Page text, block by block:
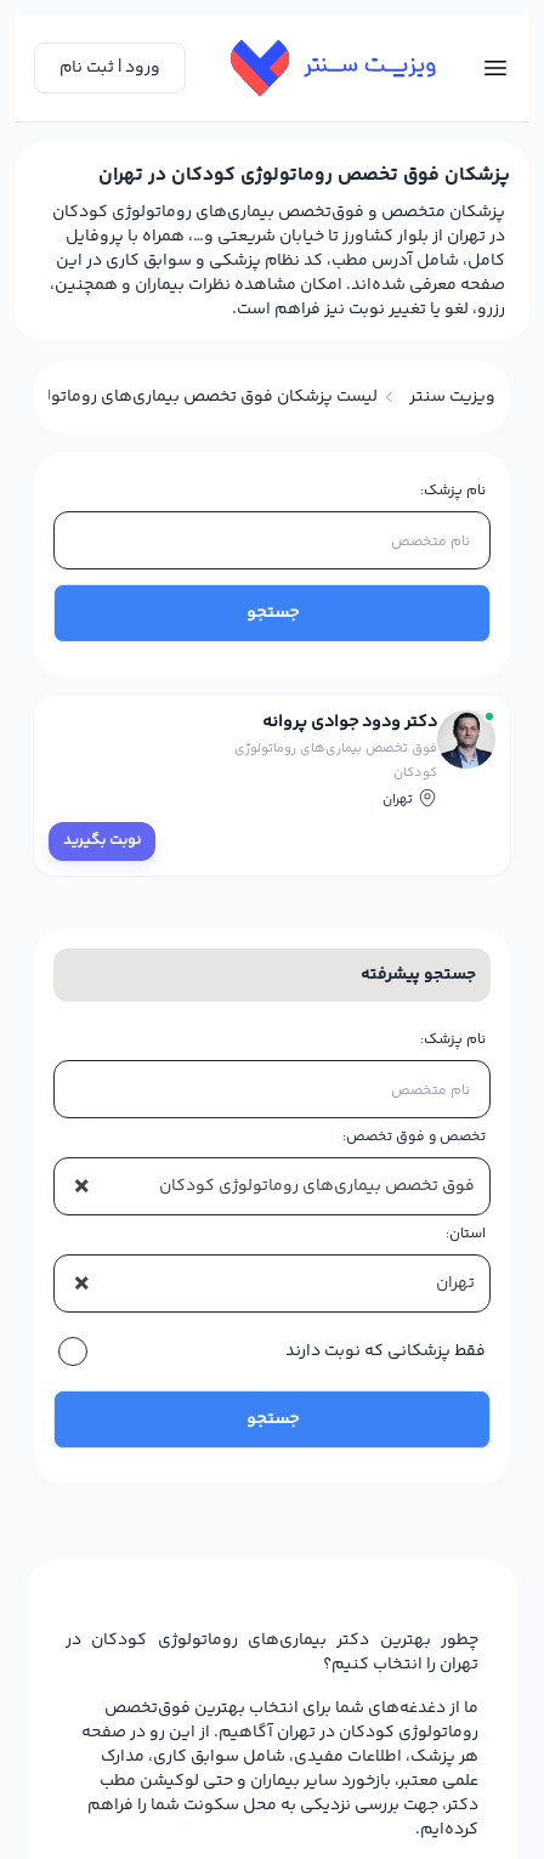
ورود | ثبت نام
پزشکان فوق تخصص روماتولوژی کودکان در تهران
پزشکان متخصص و فوق‌تخصص بیماری‌های روماتولوژی کودکان
در تهران از بلوار کشاورز تا خیابان شریعتی و…، همراه با پروفایل
کامل، شامل آدرس مطب، کد نظام پزشکی و سوابق کاری در این
صفحه معرفی شده‌اند. امکان مشاهده نظرات بیماران و همچنین،
رزرو، لغو یا تغییر نوبت نیز فراهم است.
ویزیت سنتر لیست پزشکان فوق تخصص بیماری‌های روماتولوژی
نام پزشک:
جستجو
دکتر ودود جوادی پروانه
فوق تخصص بیماری‌های روماتولوژی
کودکان
تهران
نوبت بگیرید
جستجو پیشرفته
نام پزشک:
تخصص و فوق تخصص:
× فوق تخصص بیماری‌های روماتولوژی کودکان
استان:
× تهران
فقط پزشکانی که نوبت دارند
جستجو
چطور بهترین دکتر بیماری‌های روماتولوژی کودکان در
تهران را انتخاب کنیم؟
ما از دغدغه‌های شما برای انتخاب بهترین فوق‌تخصص
روماتولوژی کودکان در تهران آگاهیم. از این رو در صفحه
هر پزشک، اطلاعات مفیدی، شامل سوابق کاری، مدارک
علمی معتبر، بازخورد سایر بیماران و حتی لوکیشن مطب
دکتر، جهت بررسی نزدیکی به محل سکونت شما را فراهم
کرده‌ایم.